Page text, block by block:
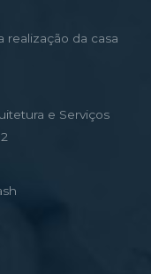
realização da casa
e Serviços